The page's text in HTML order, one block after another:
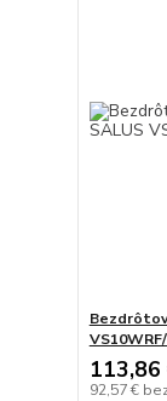
113,86
92,57 €